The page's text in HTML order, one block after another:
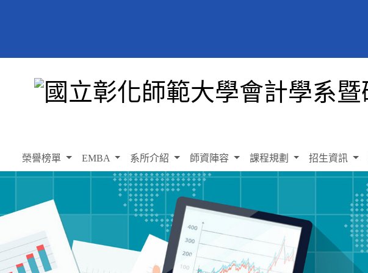
榮譽榜單 EMBA 系所介紹 師資陣容 課程規劃 招生資訊